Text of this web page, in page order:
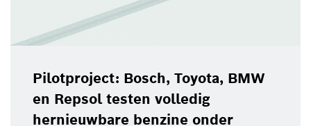
Pilotproject: Bosch, Toyota, BMW
en Repsol testen volledig
hernieuwbare benzine onder